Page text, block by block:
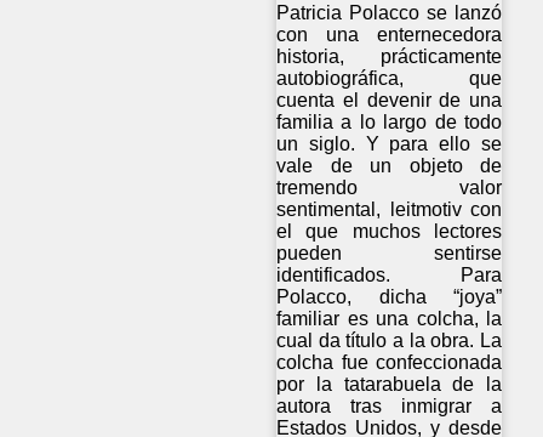
Patricia Polacco se lanzó
con una enternecedora
historia, prácticamente
autobiográfica, que
cuenta el devenir de una
familia a lo largo de todo
un siglo. Y para ello se
vale de un objeto de
tremendo valor
sentimental, leitmotiv con
el que muchos lectores
pueden sentirse
identificados. Para
Polacco, dicha “joya”
familiar es una colcha, la
cual da título a la obra. La
colcha fue confeccionada
por la tatarabuela de la
autora tras inmigrar a
Estados Unidos, y desde